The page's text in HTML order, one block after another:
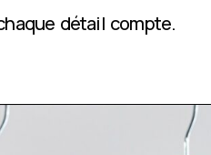
détail compte.